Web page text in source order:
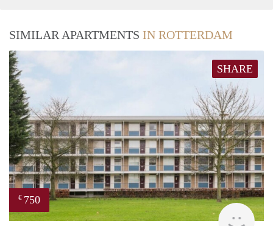
SIMILAR APARTMENTS IN ROTTERDAM
SHARE
€ 750